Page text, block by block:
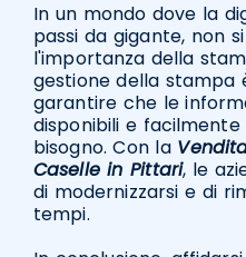
In un mondo dove la
passi da gigante, non
l'importanza della
gestione della
garantire che le
disponibili e
bisogno. Con la
Caselle in Pittari, le
di modernizzarsi e di
tempi.